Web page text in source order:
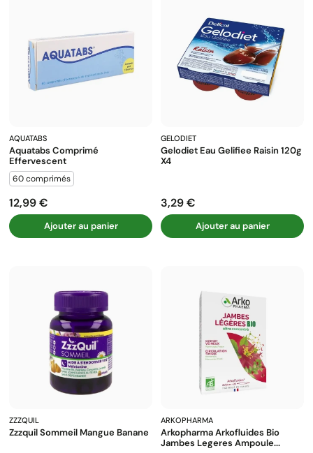
AQUATABS
Aquatabs Comprimé
Effervescent
60 comprimés
Prix
12,99 €
Ajouter au panier
GELODIET
Gelodiet Eau Gelifiee Raisin 120g
X4
Prix
3,29 €
Ajouter au panier
ZZZQUIL
Zzzquil Sommeil Mangue Banane
ARKOPHARMA
Arkopharma Arkofluides Bio
Jambes Legeres Ampoule...